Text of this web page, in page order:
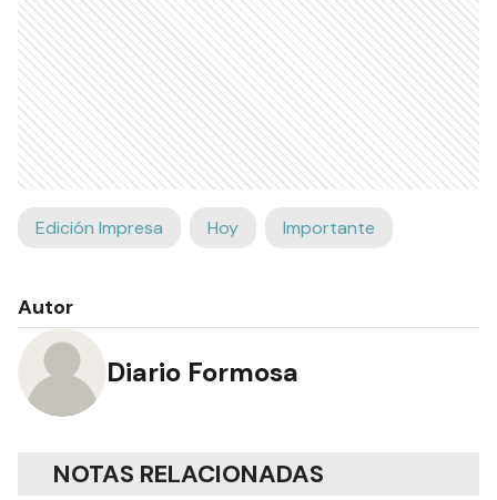
Edición Impresa Hoy Importante
Autor
Diario Formosa
NOTAS RELACIONADAS